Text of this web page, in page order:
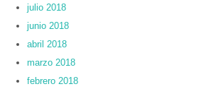
julio 2018
junio 2018
abril 2018
marzo 2018
febrero 2018